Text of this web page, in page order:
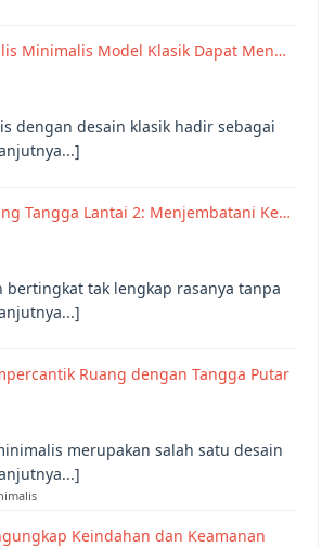
Minimalis Model Klasik Dapat Men…
dengan desain klasik hadir sebagai
Tangga Lantai 2: Menjembatani Ke…
bertingkat tak lengkap rasanya tanpa
Ruang dengan Tangga Putar
merupakan salah satu desain
Keindahan dan Keamanan